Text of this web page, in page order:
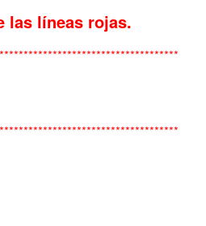
las líneas rojas.